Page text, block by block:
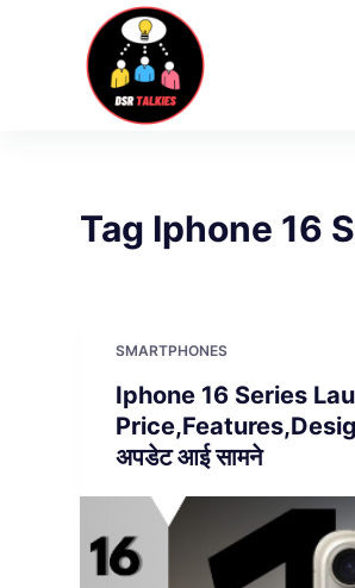
Tag Iphone 16
SMARTPHONES
Iphone 16 Series
अपडेट आई सामने